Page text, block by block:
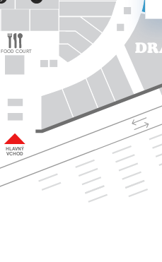
HLAVNÝ
VCHOD
FOOD COURT